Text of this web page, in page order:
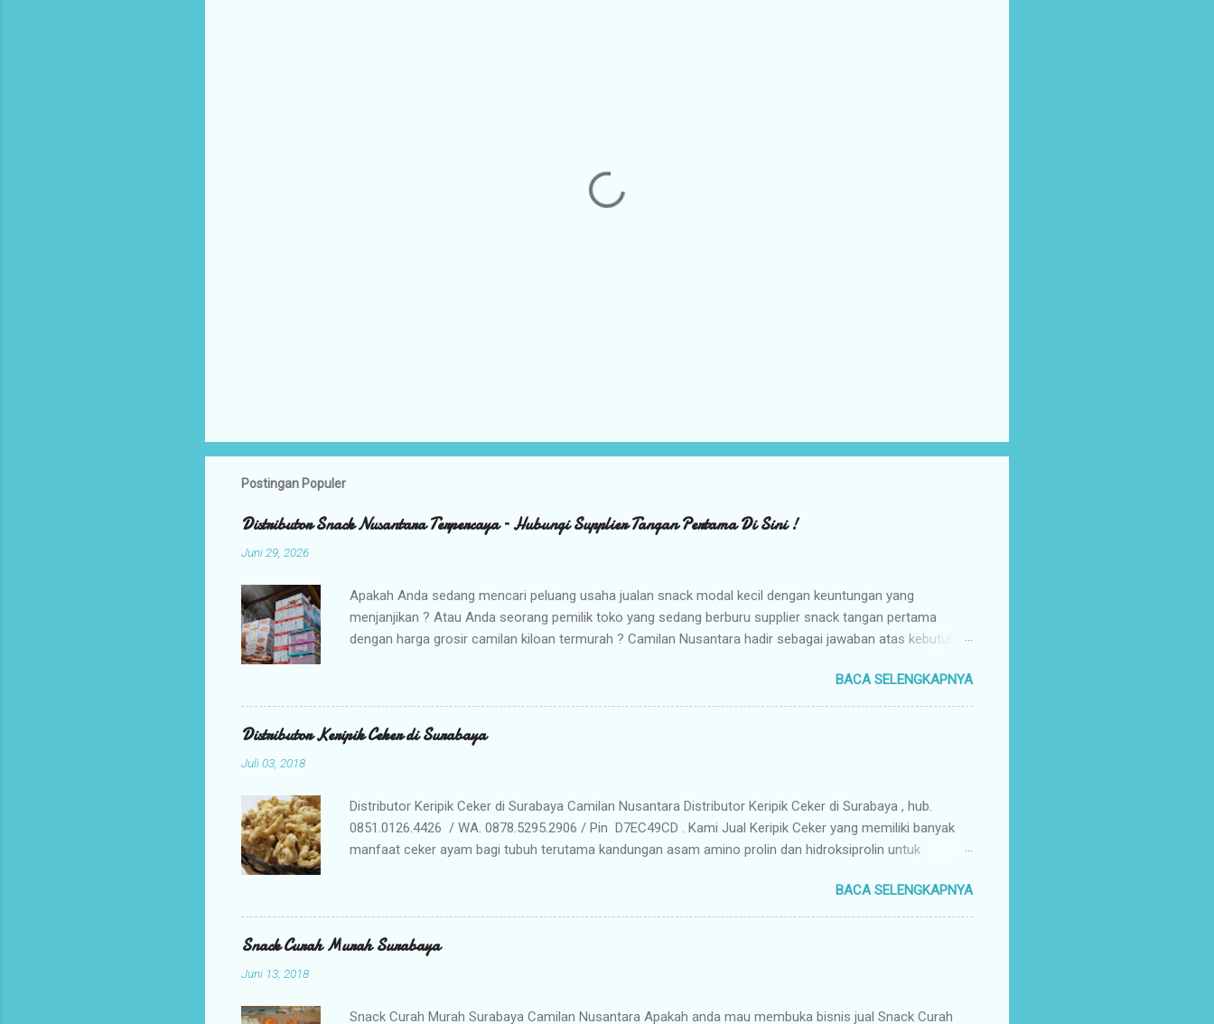
Postingan Populer
Distributor Snack Nusantara Terpercaya – Hubungi Supplier Tangan Pertama Di Sini !
Juni 29, 2026
Apakah Anda sedang mencari peluang usaha jualan snack modal kecil dengan keuntungan yang
menjanjikan ? Atau Anda seorang pemilik toko yang sedang berburu supplier snack tangan pertama
dengan harga grosir camilan kiloan termurah ? Camilan Nusantara hadir sebagai jawaban atas kebutuhan
jajanan tradisional dan camilan kering berkualitas premium langsung dari gudang pusat (tangan pertama).
Mengapa Memilih Camilan Nusantara sebagai Mitra Bisnis Anda ? Harga Grosir Tangan Pertama : Karena
kami adalah distributor utama, Anda mendapatkan jaminan harga termurah untuk memaksimalkan margin
keuntungan Anda saat dijual kembali. Kualitas & Rasa Terjamin : Produk dikemas secara higienis, renyah,
BACA SELENGKAPNYA
Distributor Keripik Ceker di Surabaya
Juli 03, 2018
Distributor Keripik Ceker di Surabaya Camilan Nusantara Distributor Keripik Ceker di Surabaya , hub.
0851.0126.4426 / WA. 0878.5295.2906 / Pin D7EC49CD . Kami Jual Keripik Ceker yang memiliki banyak
manfaat ceker ayam bagi tubuh terutama kandungan asam amino prolin dan hidroksiprolin untuk
merupakan makanan ringan yang digoreng hingga krispi dan garing. Bumbu rempah-rempah yang
digunakan membuat rasa Keripik Ceker menjadi semakin menggoda. Rasa yang gurih dan renyah
membuat Keripik Ceker bisa menjadi pilihan istimewa untuk oleh-oleh keluarga. Keripik ceker ayam
adalah camilan khas Surabaya dengan cita rasa yang enak dan tekstur yang renyah kriuk banget,
BACA SELENGKAPNYA
Snack Curah Murah Surabaya
Juni 13, 2018
Snack Curah Murah Surabaya Camilan Nusantara Apakah anda mau membuka bisnis jual Snack Curah